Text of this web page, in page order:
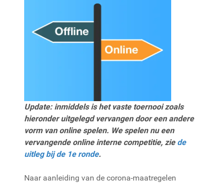
Update: inmiddels is het vaste toernooi zoals
hieronder uitgelegd vervangen door een andere
vorm van online spelen. We spelen nu een
vervangende online interne competitie, zie de
uitleg bij de 1e ronde.
Naar aanleiding van de corona-maatregelen